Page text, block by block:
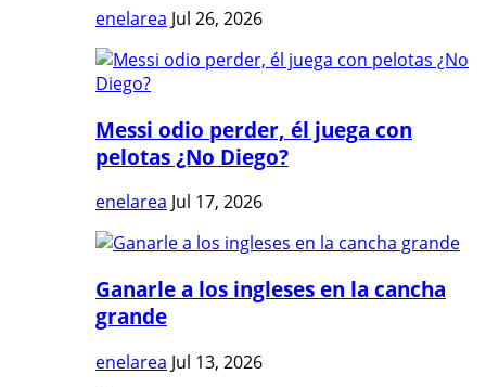
enelarea Jul 26, 2026
Messi odio perder, él juega con
pelotas ¿No Diego?
enelarea Jul 17, 2026
Ganarle a los ingleses en la cancha
grande
enelarea Jul 13, 2026